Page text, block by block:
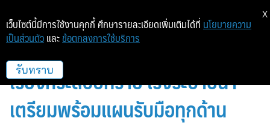
กทม. เฝ้าระวังน้ำเหนือ-น้ำหนุนจัด
เรียงกระสอบทราย เร่งระบายน้ำ
เตรียมพร้อมแผนรับมือทุกด้าน
เว็บไซต์นี้มีการใช้งานคุกกี้ ศึกษารายละเอียดเพิ่มเติมได้ที่ นโยบายความ
เป็นส่วนตัว และ ข้อตกลงการใช้บริการ
รับทราบ
X